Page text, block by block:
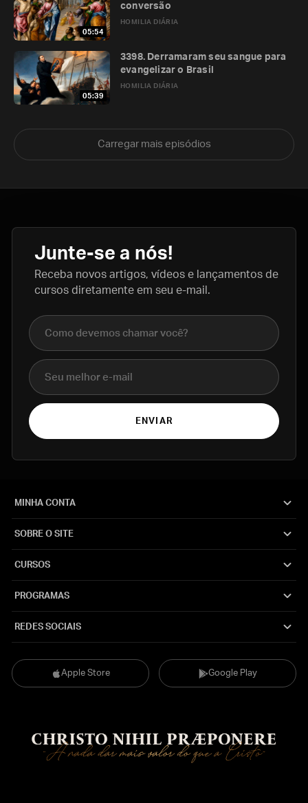
05:54
HOMILIA DIÁRIA
conversão
05:39
HOMILIA DIÁRIA
3398. Derramaram seu sangue para
evangelizar o Brasil
Carregar mais episódios
Junte-se a nós!
Receba novos artigos, vídeos e lançamentos de
cursos diretamente em seu e-mail.
Nome completo
E-mail
ENVIAR
Apple Store Google Play
MINHA CONTA
SOBRE O SITE
CURSOS
PROGRAMAS
REDES SOCIAIS